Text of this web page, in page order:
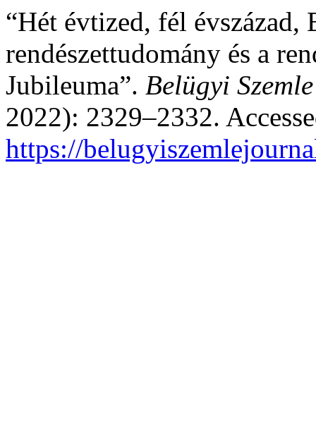
“Hét évtized, fél évszázad,
rendészettudomány és a
Jubileuma”. Belügyi Szemle
2022): 2329–2332.
https://